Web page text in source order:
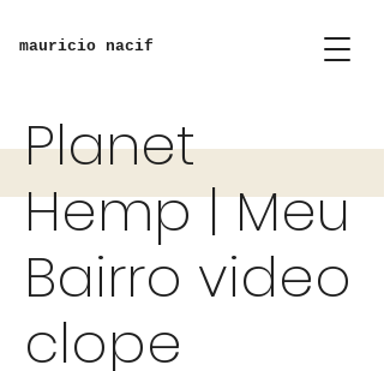
mauricio nacif
Planet
Hemp | Meu
Bairro video
clope